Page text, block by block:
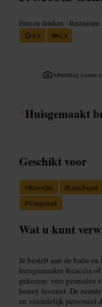
Eten en drinken • Restaurant
4,9
4,4
Afbeelding /
“Huisgemaakt
Geschikt voor
#Broodjes #Lunchspot
#Vangemak
Wat u kunt
Je bestelt aan de balie
huisgemaakte focaccia
gekozen: vers gesneden
honey favoriet. De
en vriendelijk personeel